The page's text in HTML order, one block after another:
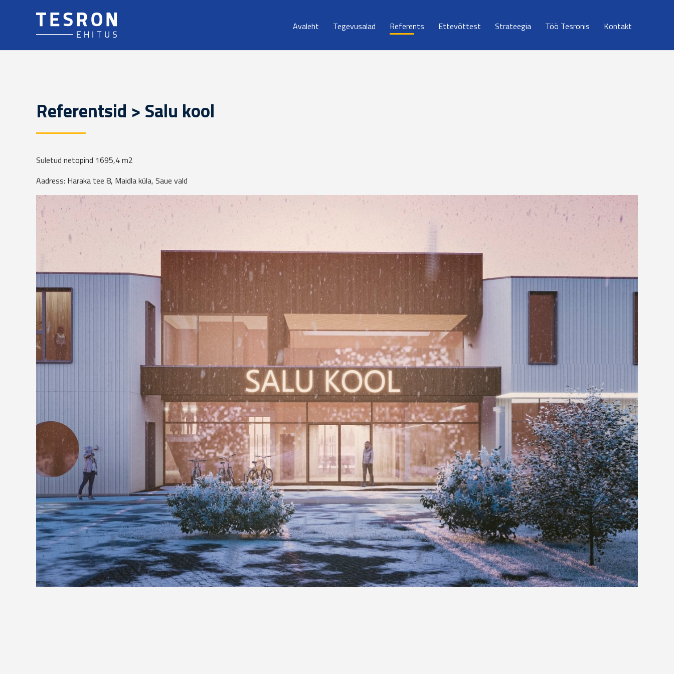
Avaleht Tegevusalad Referents Ettevõttest Strateegia Töö Tesronis Kontakt
Referentsid > Salu kool
Suletud netopind 1695,4 m2
Aadress: Haraka tee 8, Maidla küla, Saue vald